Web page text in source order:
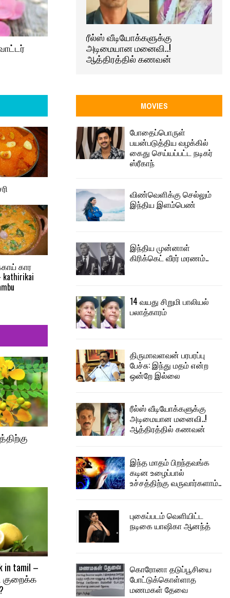
கார
kathirikai
in tamil –
ரீல்ஸ் வீடியோக்களுக்கு
அடிமையான மனைவி..!
ஆத்திரத்தில் கணவன்
MOVIES
போதைப்பொருள்
பயன்படுத்திய வழக்கில்
கைது செய்யப்பட்ட நடிகர்
ஸ்ரீகாந்
விண்வெளிக்கு செல்லும்
இந்திய இளம்பெண்
இந்திய முன்னாள்
கிரிக்கெட் வீரர் மரணம்..
14 வயது சிறுமி பாலியல்
பலாத்காரம்
திருமாவளவன் பரபரப்பு
பேச்சு: இந்து மதம் என்ற
ஒன்றே இல்லை
ரீல்ஸ் வீடியோக்களுக்கு
அடிமையான மனைவி..!
ஆத்திரத்தில் கணவன்
இந்த மாதம் பிறந்தவங்க
கடின உழைப்பால்
உச்சத்திற்கு வருவார்களாம்..
புகைப்படம் வெளியிட்ட
நடிகை யாஷிகா ஆனந்த்
கொரோனா தடுப்பூசியை
போட்டுக்கொள்ளாத
மணமகள் தேவை